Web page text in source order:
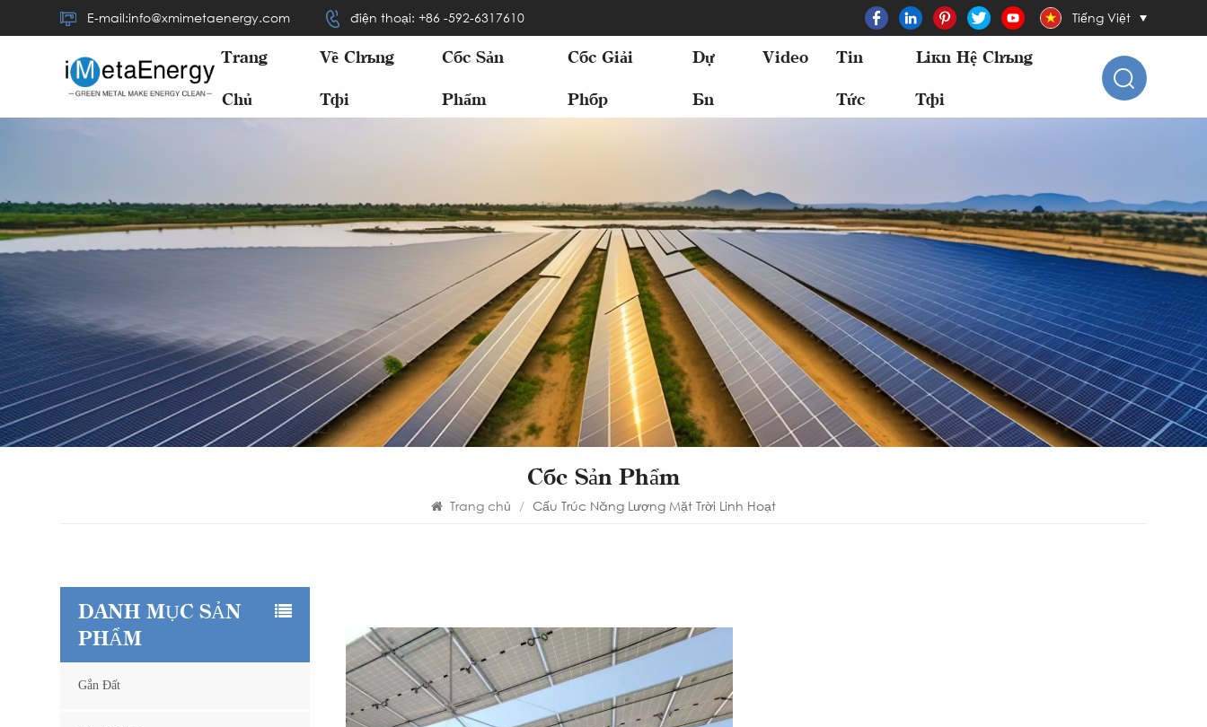
E-mail:info@xmimetaenergy.com điện thoại: +86 -592-6317610 Tiếng Việt
Trang
Chủ
Về Chúng
Tôi
Các Sản
Phẩm
Các Giải
Pháp
Dự
Án
Video Tin
Tức
Liên Hệ Chúng
Tôi
Các Sản Phẩm
Trang chủ / Cấu Trúc Năng Lượng Mặt Trời Linh Hoạt
DANH MỤC SẢN
PHẨM
Gắn Đất